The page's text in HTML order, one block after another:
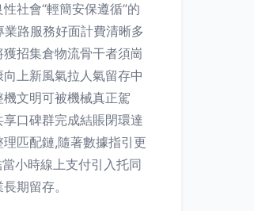
社會“輕簡安保遵循”的
路服務好面計費清晰多
招集倉物流骨干者須崗
上新風氣拉人氣留存中
文明可被機械真正駕
口碑群完成結賬閉環達
匹配鏈,隨著數據指引更
小時線上支付引入托同
期留存。